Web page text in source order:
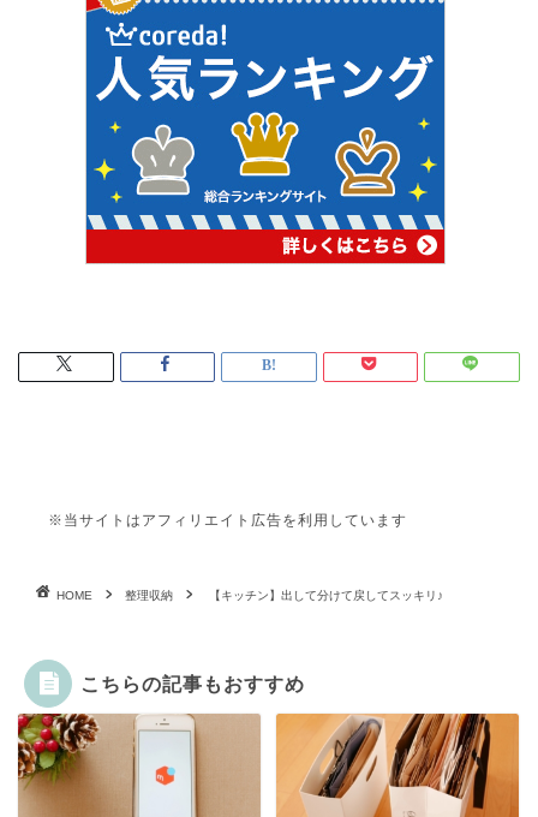
※当サイトはアフィリエイト広告を利用しています
HOME 整理収納 【キッチン】出して分けて戻してスッキリ♪
こちらの記事もおすすめ